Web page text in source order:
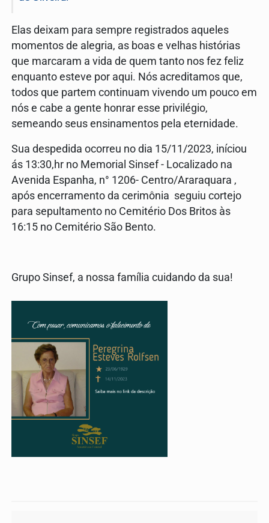
Elas deixam para sempre registrados aqueles
momentos de alegria, as boas e velhas histórias
que marcaram a vida de quem tanto nos fez feliz
enquanto esteve por aqui. Nós acreditamos que,
todos que partem continuam vivendo um pouco em
nós e cabe a gente honrar esse privilégio,
semeando seus ensinamentos pela eternidade.
Sua despedida ocorreu no dia 15/11/2023, iníciou
ás 13:30,hr no Memorial Sinsef - Localizado na
Avenida Espanha, n° 1206- Centro/Araraquara ,
após encerramento da cerimônia seguiu cortejo
para sepultamento no Cemitério Dos Britos às
16:15 no Cemitério São Bento.
Grupo Sinsef, a nossa família cuidando da sua!